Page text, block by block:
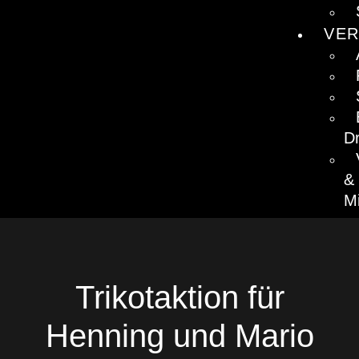
&
Trikotaktion für
Henning und Mario